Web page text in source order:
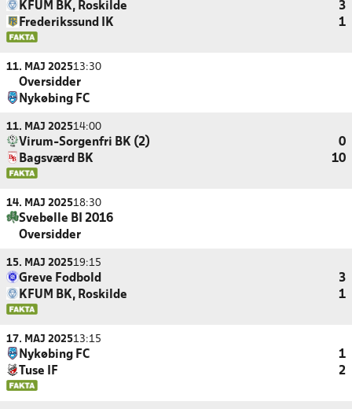
KFUM BK, Roskilde
3
Frederikssund IK
1
11. MAJ 202513:30
Oversidder
Nykøbing FC
11. MAJ 202514:00
Virum-Sorgenfri BK (2)
0
Bagsværd BK
10
14. MAJ 202518:30
Svebølle BI 2016
Oversidder
15. MAJ 202519:15
Greve Fodbold
3
KFUM BK, Roskilde
1
17. MAJ 202513:15
Nykøbing FC
1
Tuse IF
2